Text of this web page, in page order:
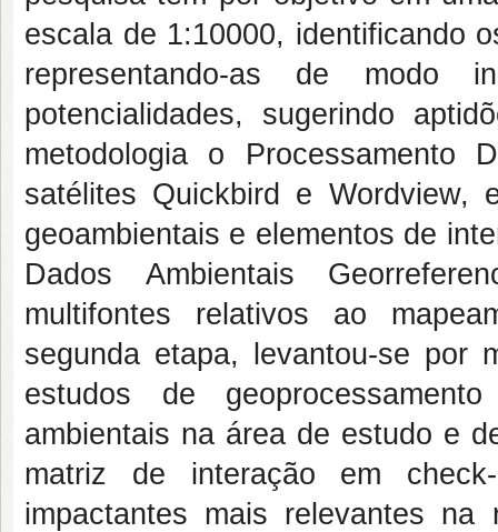
escala de 1:10000, identificando
representando-as de modo
potencialidades, sugerindo
metodologia o
satélites Quickbird e Wordview,
geoambientais e elementos de
Dados Ambientais
multifontes relativos ao
segunda etapa, levantou-se por
estudos de
ambientais na área de estudo e
matriz de interação em
impactantes mais relevantes na